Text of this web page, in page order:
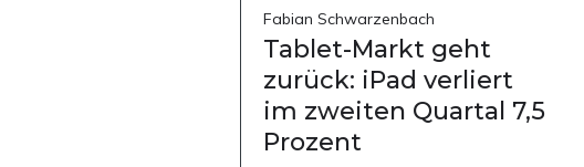
Fabian Schwarzenbach
Tablet-Markt geht
zurück: iPad verliert
im zweiten Quartal 7,5
Prozent